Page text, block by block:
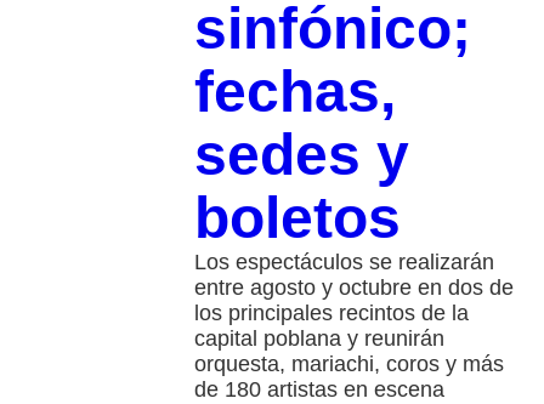
sinfónico;
fechas,
sedes y
boletos
Los espectáculos se realizarán
entre agosto y octubre en dos de
los principales recintos de la
capital poblana y reunirán
orquesta, mariachi, coros y más
de 180 artistas en escena